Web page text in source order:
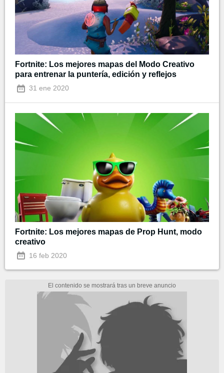
Fortnite: Los mejores mapas del Modo Creativo
para entrenar la puntería, edición y reflejos
31 ene 2020
Fortnite: Los mejores mapas de Prop Hunt, modo
creativo
16 feb 2020